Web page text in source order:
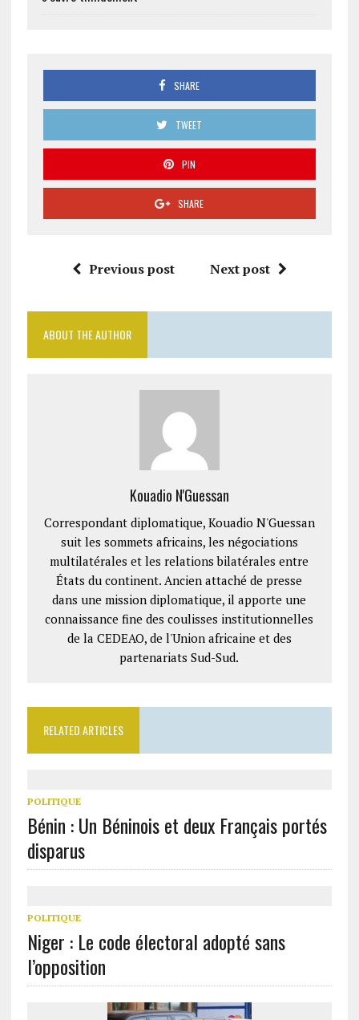
SHARE
TWEET
PIN
SHARE
Previous post Next post
ABOUT THE AUTHOR
Kouadio N'Guessan
Correspondant diplomatique, Kouadio N'Guessan
suit les sommets africains, les négociations
multilatérales et les relations bilatérales entre
États du continent. Ancien attaché de presse
dans une mission diplomatique, il apporte une
connaissance fine des coulisses institutionnelles
de la CEDEAO, de l'Union africaine et des
partenariats Sud-Sud.
RELATED ARTICLES
POLITIQUE
Bénin : Un Béninois et deux Français portés
disparus
POLITIQUE
Niger : Le code électoral adopté sans
l’opposition